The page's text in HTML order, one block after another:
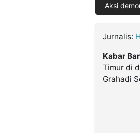
Aksi
Jurnalis:
Kabar
Timur di
Grahadi